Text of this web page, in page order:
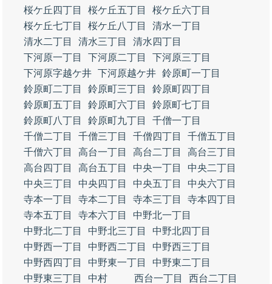
桜ケ丘四丁目
桜ケ丘五丁目
桜ケ丘六丁目
桜ケ丘七丁目
桜ケ丘八丁目
清水一丁目
清水二丁目
清水三丁目
清水四丁目
下河原一丁目
下河原二丁目
下河原三丁目
下河原字越ケ井 下河原越ケ井 鈴原町一丁目
鈴原町二丁目
鈴原町三丁目
鈴原町四丁目
鈴原町五丁目
鈴原町六丁目
鈴原町七丁目
鈴原町八丁目
鈴原町九丁目
千僧一丁目
千僧二丁目
千僧三丁目 千僧四丁目
千僧五丁目
千僧六丁目
高台一丁目 高台二丁目
高台三丁目
高台四丁目
高台五丁目 中央一丁目
中央二丁目
中央三丁目
中央四丁目 中央五丁目
中央六丁目
寺本一丁目
寺本二丁目 寺本三丁目
寺本四丁目
寺本五丁目
寺本六丁目
中野北一丁目
中野北二丁目
中野北三丁目
中野北四丁目
中野西一丁目
中野西二丁目
中野西三丁目
中野西四丁目
中野東一丁目
中野東二丁目
中野東三丁目
中村 西台一丁目
西台二丁目